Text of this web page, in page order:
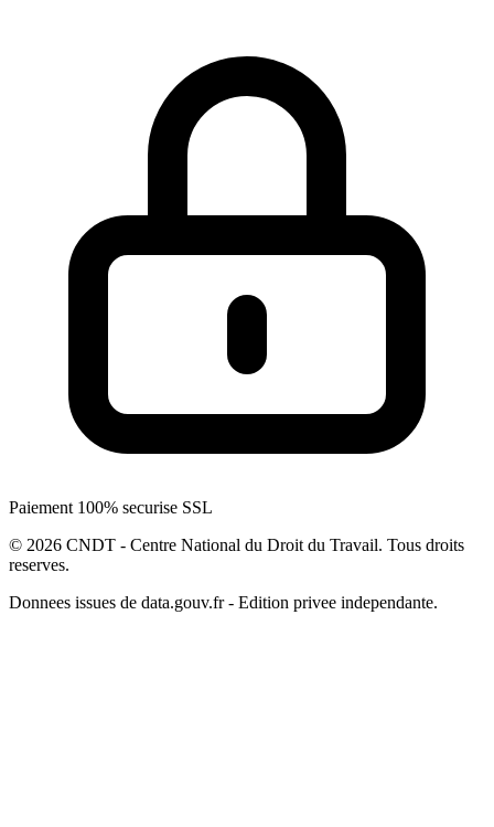
Paiement 100% securise SSL
© 2026 CNDT - Centre National du Droit du Travail. Tous droits
reserves.
Donnees issues de data.gouv.fr - Edition privee independante.